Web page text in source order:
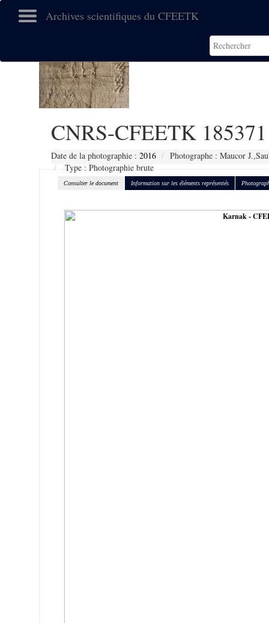
Archives scientifiques du CFEETK
CNRS-CFEETK 185371
Date de la photographie : 2016
Photographe : Maucor
Type : Photographie brute
Consulter le document Information sur les éléments représentés